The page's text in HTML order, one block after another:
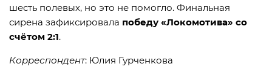
шесть полевых, но это не помогло. Финальная
сирена зафиксировала победу «Локомотива» со
счётом 2:1.
Корреспондент: Юлия Гурченкова